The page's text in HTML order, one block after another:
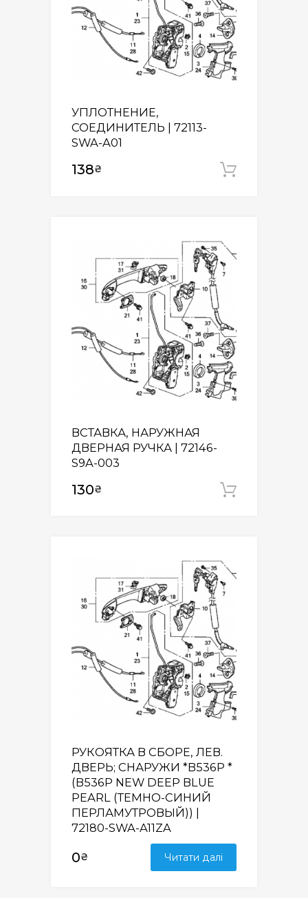
УПЛОТНЕНИЕ,
СОЕДИНИТЕЛЬ | 72113-
SWA-A01
138₴
ВСТАВКА, НАРУЖНАЯ
ДВЕРНАЯ РУЧКА | 72146-
S9A-003
130₴
РУКОЯТКА В СБОРЕ, ЛЕВ.
ДВЕРЬ; СНАРУЖИ *B536P *
(B536P NEW DEEP BLUE
PEARL (ТЕМНО-СИНИЙ
ПЕРЛАМУТРОВЫЙ)) |
72180-SWA-A11ZA
0₴ Читати далі